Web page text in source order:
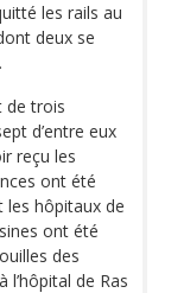
les rails au
deux se
de trois
d’entre eux
reçu les
ont été
les hôpitaux de
ont été
des
de Ras